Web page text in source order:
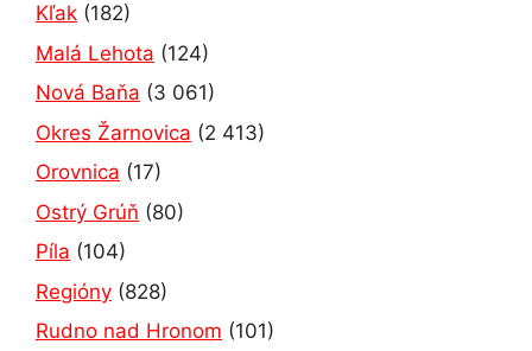
Kľak (182)
Malá Lehota (124)
Nová Baňa (3 061)
Okres Žarnovica (2 413)
Orovnica (17)
Ostrý Grúň (80)
Píla (104)
Regióny (828)
Rudno nad Hronom (101)